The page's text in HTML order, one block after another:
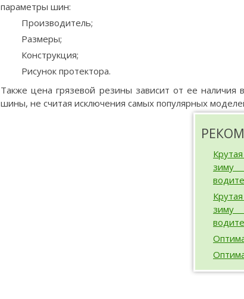
параметры шин:
Производитель;
Размеры;
Конструкция;
Рисунок протектора.
Также цена грязевой резины зависит от ее наличия
шины, не считая исключения самых популярных
зиму
зиму